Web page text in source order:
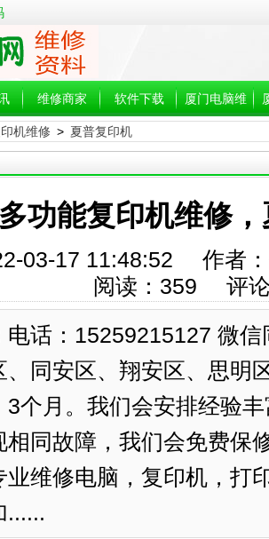
维修商家 软件下载 厦门电脑维
机维修 > 夏普复印机
功能复印机维修
03-17 11:48:52 作
阅读： 359 评
电话：15259215127 微
、同安区、翔安区、思明
3个月。我们会安排经验
相同故障，我们会免费保
业维修电脑，复印机，打
......